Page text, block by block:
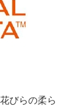
びらの柔ら